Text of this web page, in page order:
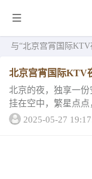
与“北京宫宵国际
北京宫宵国际KTV
北京的夜，独享一
挂在空中，繁星点
京的夜是那样寂静，
2025-05-27